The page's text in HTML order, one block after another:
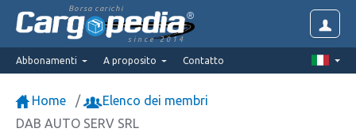
Borsa carichi
since 2014
Abbonamenti A proposito Contatto
Home
Elenco dei membri
DAB AUTO SERV SRL